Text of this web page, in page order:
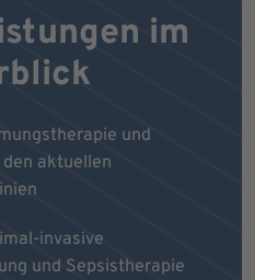
im
und
aktuellen
invasive
und Sepsistherapie